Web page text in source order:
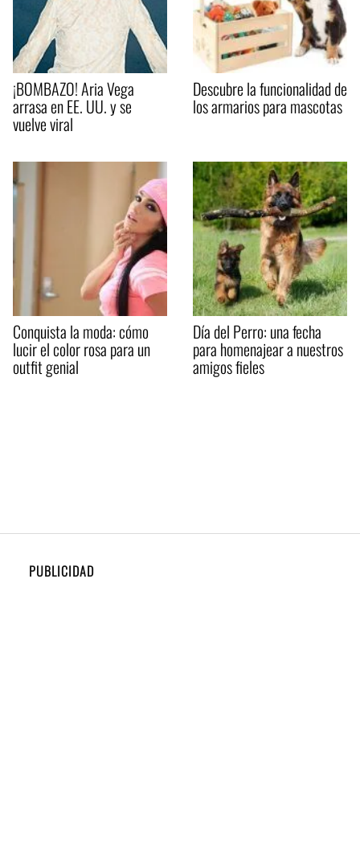
¡BOMBAZO! Aria Vega
arrasa en EE. UU. y se
vuelve viral
Descubre la funcionalidad de
los armarios para mascotas
Conquista la moda: cómo
lucir el color rosa para un
outfit genial
Día del Perro: una fecha
para homenajear a nuestros
amigos fieles
PUBLICIDAD